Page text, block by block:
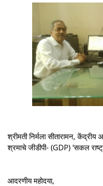
श्रीमती निर्मला सीतारामन,
श्रमाचे जीडीपी- (GDP) 'सकल
आदरणीय महोदया,